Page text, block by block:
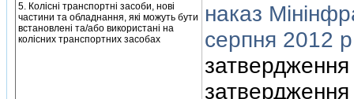
5. Колiснi транспортнi засоби, новi
частини та обладнання, якi можуть бути
встановленi та/або використанi на
колiсних транспортних засобах
наказ
серпня 2012
затвердження